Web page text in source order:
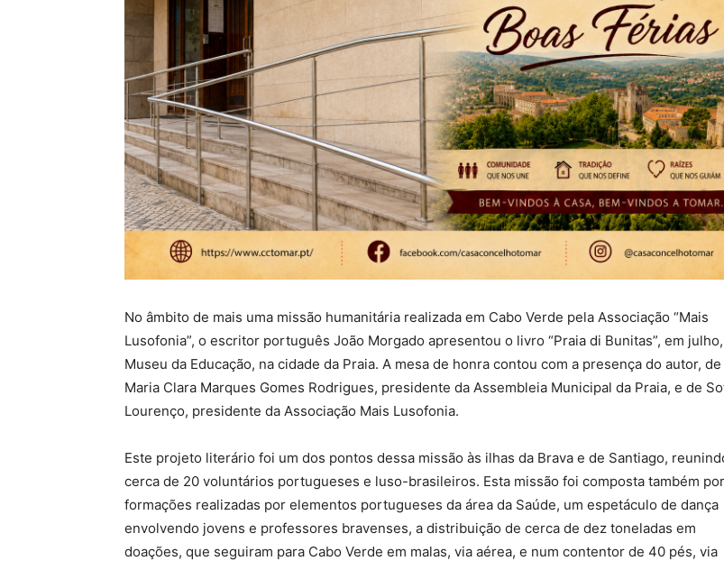
No âmbito de mais uma missão humanitária realizada em Cabo Verde pela Associação “Mais
Lusofonia”, o escritor português João Morgado apresentou o livro “Praia di Bunitas”, em
Museu da Educação, na cidade da Praia. A mesa de honra contou com a presença do autor, de
Maria Clara Marques Gomes Rodrigues, presidente da Assembleia Municipal da Praia, e de
Lourenço, presidente da Associação Mais Lusofonia.
Este projeto literário foi um dos pontos dessa missão às ilhas da Brava e de Santiago,
cerca de 20 voluntários portugueses e luso-brasileiros. Esta missão foi composta também por
formações realizadas por elementos portugueses da área da Saúde, um espetáculo de dança
envolvendo jovens e professores bravenses, a distribuição de cerca de dez toneladas em
doações, que seguiram para Cabo Verde em malas, via aérea, e num contentor de 40 pés, via